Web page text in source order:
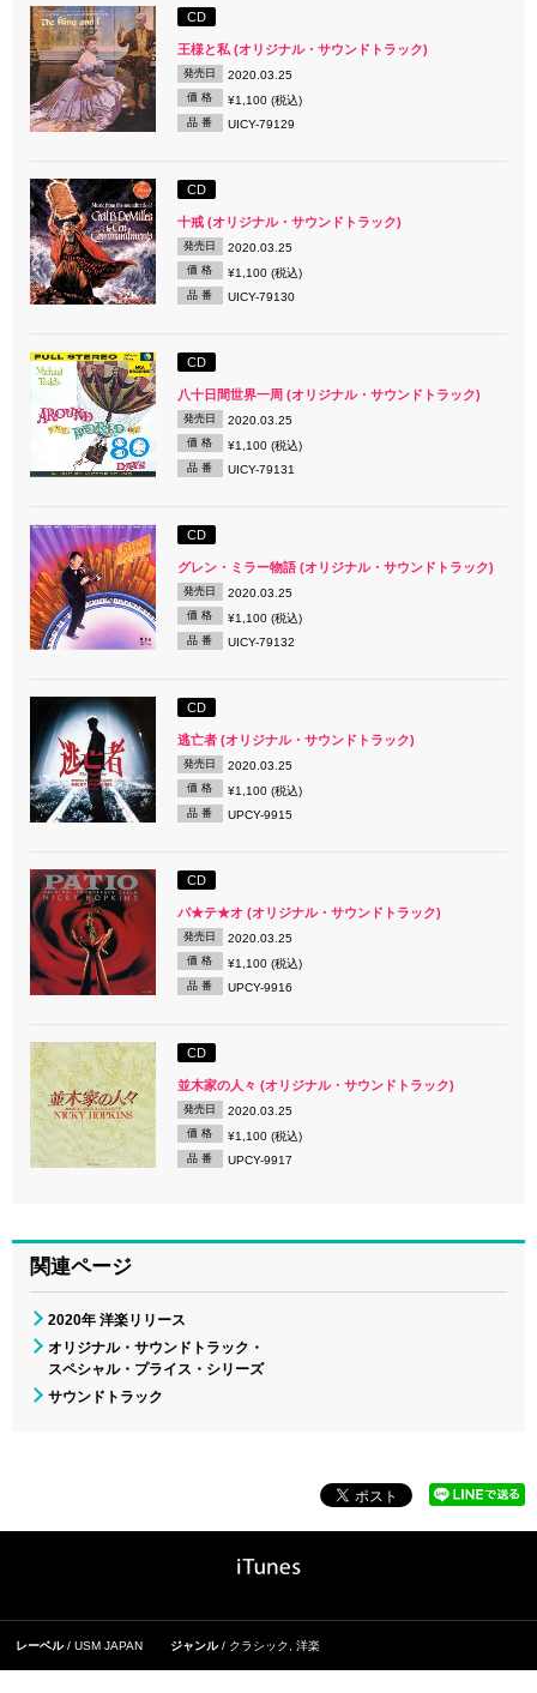
CD
王様と私 (オリジナル・サウンドトラック)
発売日 2020.03.25
価 格 ¥1,100 (税込)
品 番 UICY-79129
CD
十戒 (オリジナル・サウンドトラック)
発売日 2020.03.25
価 格 ¥1,100 (税込)
品 番 UICY-79130
CD
八十日間世界一周 (オリジナル・サウンドトラック)
発売日 2020.03.25
価 格 ¥1,100 (税込)
品 番 UICY-79131
CD
グレン・ミラー物語 (オリジナル・サウンドトラック)
発売日 2020.03.25
価 格 ¥1,100 (税込)
品 番 UICY-79132
CD
逃亡者 (オリジナル・サウンドトラック)
発売日 2020.03.25
価 格 ¥1,100 (税込)
品 番 UPCY-9915
CD
パ★テ★オ (オリジナル・サウンドトラック)
発売日 2020.03.25
価 格 ¥1,100 (税込)
品 番 UPCY-9916
CD
並木家の人々 (オリジナル・サウンドトラック)
発売日 2020.03.25
価 格 ¥1,100 (税込)
品 番 UPCY-9917
関連ページ
2020年 洋楽リリース
オリジナル・サウンドトラック・
スペシャル・プライス・シリーズ
サウンドトラック
レーベル USM JAPAN ジャンル クラシック 洋楽